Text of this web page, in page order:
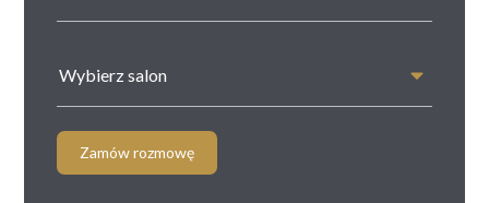
Wybierz salon
Zamów rozmowę